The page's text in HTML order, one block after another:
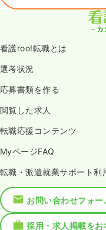
看護roo!転職とは
選考状況
応募書類を作る
閲覧した求人
転職応援コンテンツ
MyページFAQ
転職・派遣就業サポート
お問い合わせフォー
採用・求人掲載をお